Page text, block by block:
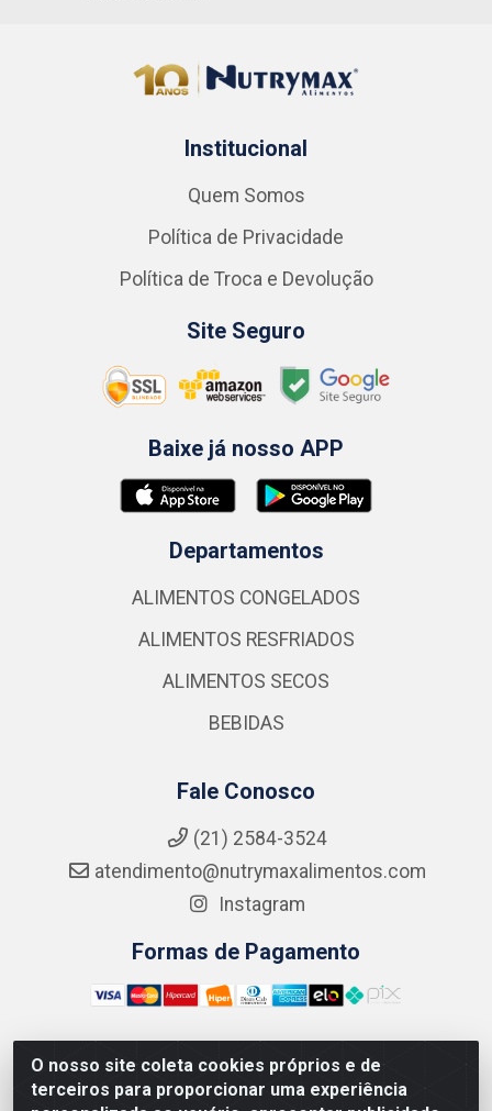
O nosso site coleta cookies próprios e de
terceiros para proporcionar uma experiência
Institucional
Quem Somos
Política de Privacidade
Política de Troca e Devolução
Site Seguro
Baixe já nosso APP
Departamentos
ALIMENTOS CONGELADOS
ALIMENTOS RESFRIADOS
ALIMENTOS SECOS
BEBIDAS
Fale Conosco
(21) 2584-3524
atendimento@nutrymaxalimentos.com
Instagram
Formas de Pagamento
NUTRY MAX COMÉRCIO DE PRODUTOS ALIMENTICIOS
LTDA - RUA DO FEIJÃO, 721 PENHA CIRCULAR/RJ -